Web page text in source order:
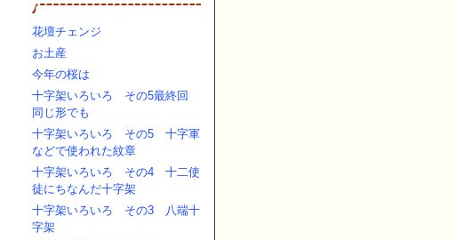
花壇チェンジ
お土産
今年の桜は
十字架いろいろ その5最終回
同じ形でも
十字架いろいろ その5 十字軍
などで使われた紋章
十字架いろいろ その4 十二使
徒にちなんだ十字架
十字架いろいろ その3 八端十
字架